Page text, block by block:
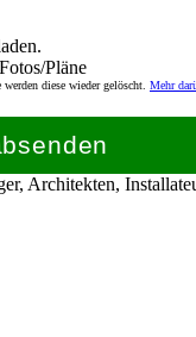
Pläne
diese wieder gelöscht. Mehr
Architekten,